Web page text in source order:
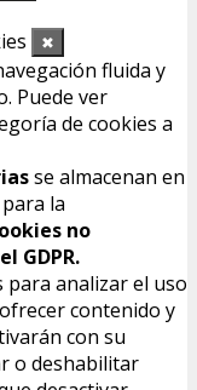
✖
fluida y
Puede ver
de cookies a
se almacenan en
la
no
GDPR.
para analizar el uso
contenido y
con su
o deshabilitar